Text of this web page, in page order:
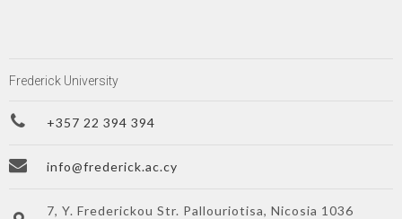
Frederick University
+357 22 394 394
info@frederick.ac.cy
7, Y. Frederickou Str. Pallouriotisa, Nicosia 1036